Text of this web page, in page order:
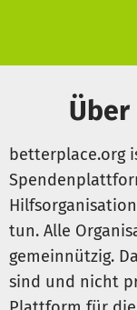
Über
betterplace.org
tun. Alle
gemeinnützig.
sind und nicht